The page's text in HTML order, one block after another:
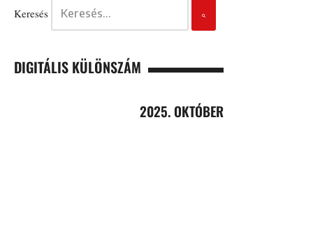
Keresés
DIGITÁLIS KÜLÖNSZÁM
2025. OKTÓBER